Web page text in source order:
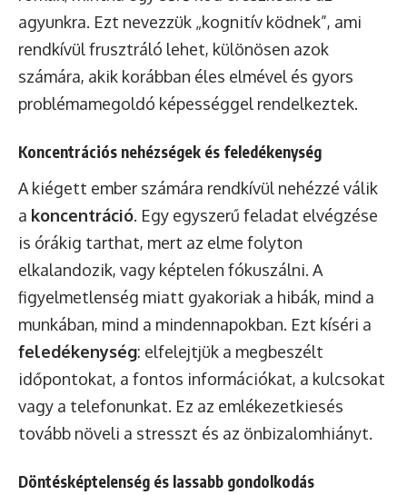
agyunkra. Ezt nevezzük „kognitív ködnek”, ami
rendkívül frusztráló lehet, különösen azok
számára, akik korábban éles elmével és gyors
problémamegoldó képességgel rendelkeztek.
Koncentrációs nehézségek és feledékenység
A kiégett ember számára rendkívül nehézzé válik
a koncentráció. Egy egyszerű feladat elvégzése
is órákig tarthat, mert az elme folyton
elkalandozik, vagy képtelen fókuszálni. A
figyelmetlenség miatt gyakoriak a hibák, mind a
munkában, mind a mindennapokban. Ezt kíséri a
feledékenység: elfelejtjük a megbeszélt
időpontokat, a fontos információkat, a kulcsokat
vagy a telefonunkat. Ez az emlékezetkiesés
tovább növeli a stresszt és az önbizalomhiányt.
Döntésképtelenség és lassabb gondolkodás